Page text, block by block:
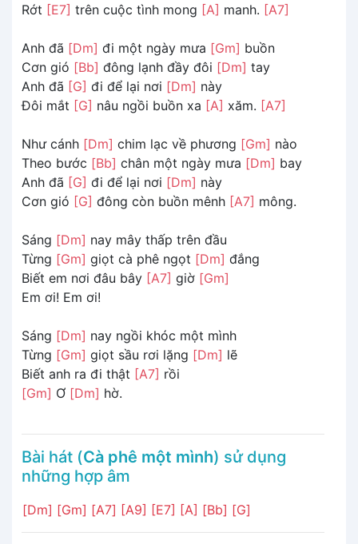
Rớt [E7] trên cuộc tình mong [A] manh. [A7]
Anh đã [Dm] đi một ngày mưa [Gm] buồn
Cơn gió [Bb] đông lạnh đầy đôi [Dm] tay
Anh đã [G] đi để lại nơi [Dm] này
Đôi mắt [G] nâu ngồi buồn xa [A] xăm. [A7]
Như cánh [Dm] chim lạc về phương [Gm] nào
Theo bước [Bb] chân một ngày mưa [Dm] bay
Anh đã [G] đi để lại nơi [Dm] này
Cơn gió [G] đông còn buồn mênh [A7] mông.
Sáng [Dm] nay mây thấp trên đầu
Từng [Gm] giọt cà phê ngọt [Dm] đắng
Biết em nơi đâu bây [A7] giờ [Gm]
Em ơi! Em ơi!
Sáng [Dm] nay ngồi khóc một mình
Từng [Gm] giọt sầu rơi lặng [Dm] lẽ
Biết anh ra đi thật [A7] rồi
[Gm] Ơ [Dm] hờ.
Bài hát (Cà phê một mình) sử dụng
những hợp âm
[Dm] [Gm] [A7] [A9] [E7] [A] [Bb] [G]